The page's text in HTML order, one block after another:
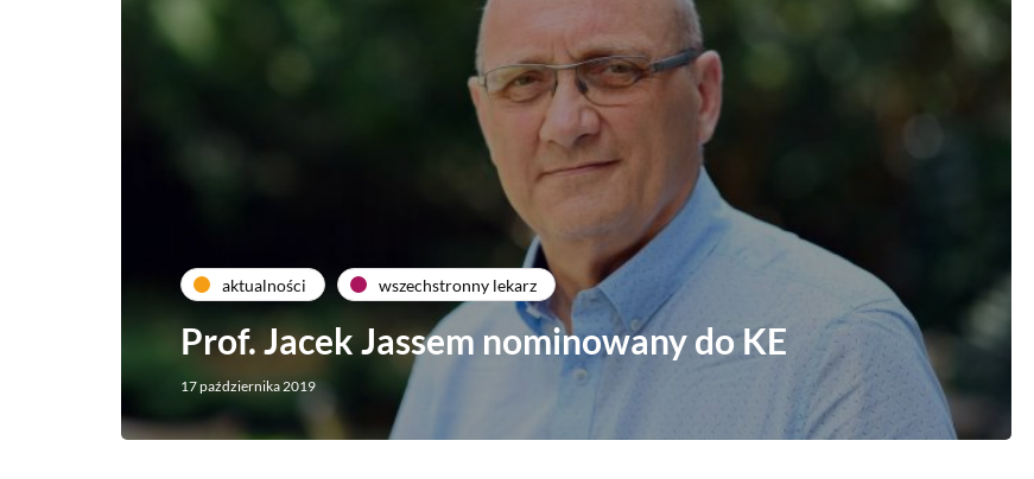
aktualności wszechstronny lekarz
Prof. Jacek Jassem nominowany do KE
17 października 2019